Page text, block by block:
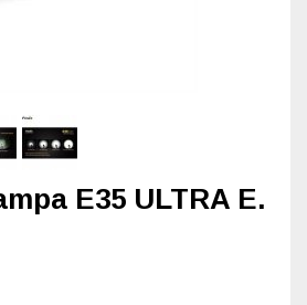
E35 ULTRA E.